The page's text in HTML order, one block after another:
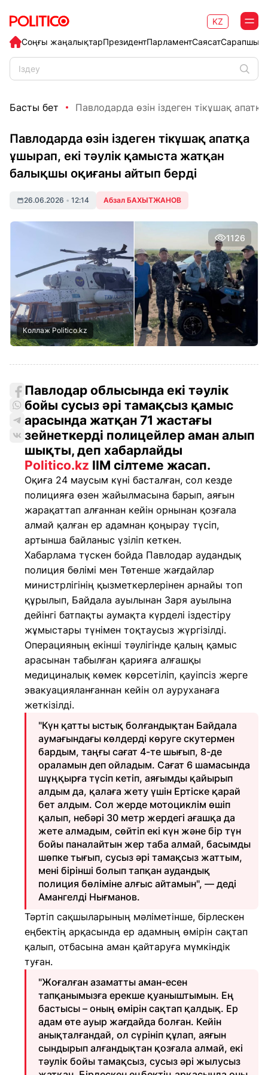
Соңғы жаңалықтарПрезидентПарламентСаясат
KZ
Басты бет Павлодарда өзін іздеген тікұшақ
Павлодарда өзін іздеген тікұшақ апатқа
ұшырап, екі тәулік қамыста жатқан
балықшы оқиғаны айтып берді
26.06.2026 • 12:14 Абзал БАХЫТЖАНОВ
1126
Коллаж Politico.kz
Павлодар облысында екі тәулік
бойы сусыз әрі тамақсыз қамыс
арасында жатқан 71 жастағы
зейнеткерді полицейлер аман алып
шықты, деп хабарлайды
Politico.kz ІІМ сілтеме жасап.
Оқиға 24 маусым күні басталған, сол кезде
полицияға өзен жайылмасына барып, аяғын
жарақаттап алғаннан кейін орнынан қозғала
алмай қалған ер адамнан қоңырау түсіп,
артынша байланыс үзіліп кеткен.
Хабарлама түскен бойда Павлодар аудандық
полиция бөлімі мен Төтенше жағдайлар
министрлігінің қызметкерлерінен арнайы топ
құрылып, Байдала ауылынан Заря ауылына
дейінгі батпақты аумақта күрделі іздестіру
жұмыстары түнімен тоқтаусыз жүргізілді.
Операцияның екінші тәулігінде қалың қамыс
арасынан табылған қарияға алғашқы
медициналық көмек көрсетіліп, қауіпсіз жерге
эвакуацияланғаннан кейін ол ауруханаға
жеткізілді.
"Күн қатты ыстық болғандықтан Байдала
аумағындағы көлдерді көруге скутермен
бардым, таңғы сағат 4-те шығып, 8-де
ораламын деп ойладым. Сағат 6 шамасында
шұңқырға түсіп кетіп, аяғымды қайырып
алдым да, қалаға жету үшін Ертіске қарай
бет алдым. Сол жерде мотоциклім өшіп
қалып, небәрі 30 метр жердегі ағашқа да
жете алмадым, сөйтіп екі күн және бір түн
бойы паналайтын жер таба алмай, басымды
шөпке тығып, сусыз әрі тамақсыз жаттым,
мені бірінші болып тапқан аудандық
полиция бөліміне алғыс айтамын", — деді
Амангелді Нығманов.
Тәртіп сақшыларының мәліметінше, бірлескен
еңбектің арқасында ер адамның өмірін сақтап
қалып, отбасына аман қайтаруға мүмкіндік
туған.
"Жоғалған азаматты аман-есен
тапқанымызға ерекше қуаныштымын. Ең
бастысы – оның өмірін сақтап қалдық. Ер
адам өте ауыр жағдайда болған. Кейін
анықталғандай, ол сүрініп құлап, аяғын
сындырып алғандықтан қозғала алмай, екі
тәулік бойы тамақсыз, сусыз әрі жылусыз